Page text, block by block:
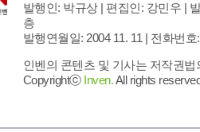
발행인: 박규상 | 편집인: 강민우 |
층
발행연월일: 2004 11. 11 | 전화번호
인벤의 콘텐츠 및 기사는 저작권
Copyrightⓒ Inven.All rights